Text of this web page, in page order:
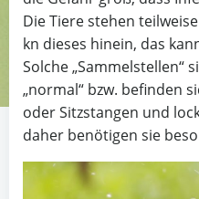
Die Tiere stehen
kn dieses hinein, das
Solche „Sammelstellen“
„normal“ bzw. befinden
oder Sitzstangen und
daher benötigen sie